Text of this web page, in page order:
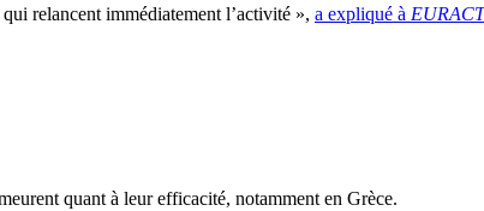
relancent immédiatement l’activité », a expliqué à
quant à leur efficacité, notamment en Grèce.